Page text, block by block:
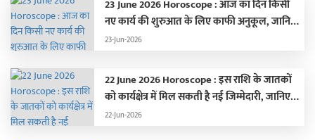
23 June 2026 Horoscope : आज का दिन किसी
नए कार्य की शुरुआत के लिए काफी अनुकूल, जानिए
अपना राशिफल …
23-Jun-2026
22 June 2026 Horoscope : इस राशि के जातकों
को कार्यक्षेत्र में मिल सकती है नई जिम्मेदारी, जानिए
अपना राशिफल
22-Jun-2026